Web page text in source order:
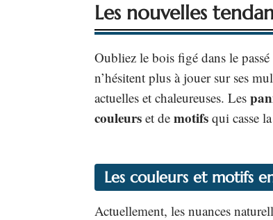
Les nouvelles
Oubliez le bois figé dans le
n’hésitent plus à jouer sur ses
actuelles et chaleureuses. Les
couleurs et de motifs qui casse
Les couleurs et motifs
Actuellement, les nuances